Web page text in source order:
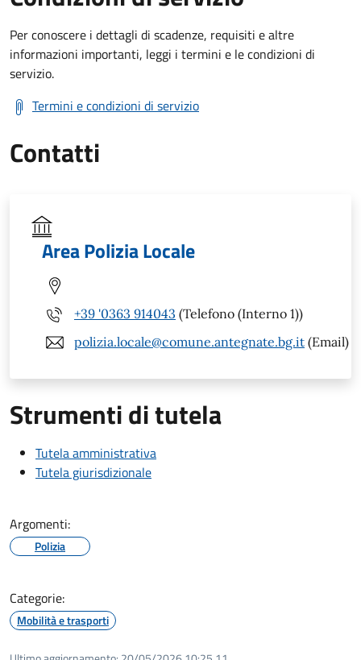
Per conoscere i dettagli di scadenze, requisiti e altre
informazioni importanti, leggi i termini e le condizioni di
servizio.
Termini e condizioni di servizio
Contatti
Area Polizia Locale
+39 '0363 914043 (Telefono (Interno 1))
polizia.locale@comune.antegnate.bg.it (Email)
Strumenti di tutela
Tutela amministrativa
Tutela giurisdizionale
Argomenti:
Polizia
Categorie:
Mobilità e trasporti